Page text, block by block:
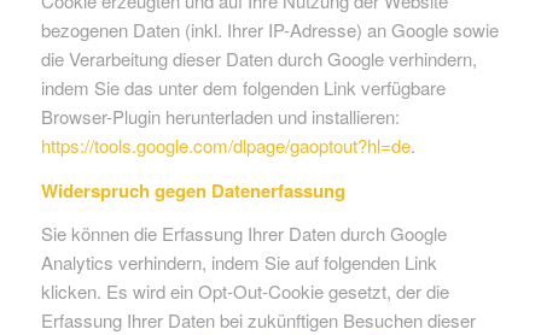
bezogenen Daten (inkl. Ihrer IP-Adresse) an Google sowie
die Verarbeitung dieser Daten durch Google verhindern,
indem Sie das unter dem folgenden Link verfügbare
Browser-Plugin herunterladen und installieren:
https://tools.google.com/dlpage/gaoptout?hl=de.
Widerspruch gegen Datenerfassung
Sie können die Erfassung Ihrer Daten durch Google
Analytics verhindern, indem Sie auf folgenden Link
klicken. Es wird ein Opt-Out-Cookie gesetzt, der die
Erfassung Ihrer Daten bei zukünftigen Besuchen dieser